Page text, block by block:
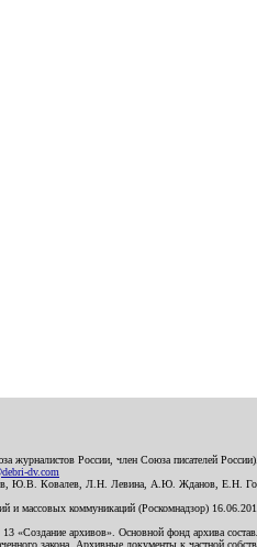
журналистов России, член Союза писателей
dv.com
Ю.В. Ковалев, Л.Н. Левина, А.Ю. Жданов, Е.Н.
массовых коммуникаций (Роскомнадзор)
13 «Создание архивов». Основной фонд архива
закона. Архивные документы к частной